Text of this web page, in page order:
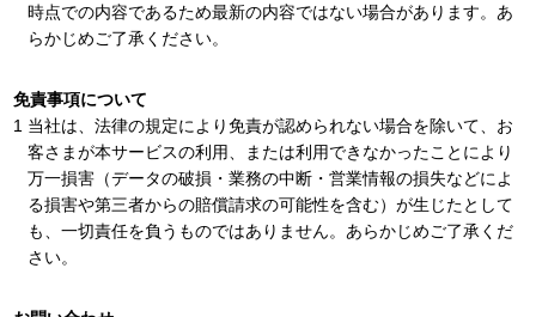
時点での内容であるため最新の内容ではない場合があります。あ
らかじめご了承ください。
免責事項について
当社は、法律の規定により免責が認められない場合を除いて、お
客さまが本サービスの利用、または利用できなかったことにより
万一損害（データの破損・業務の中断・営業情報の損失などによ
る損害や第三者からの賠償請求の可能性を含む）が生じたとして
も、一切責任を負うものではありません。あらかじめご了承くだ
さい。